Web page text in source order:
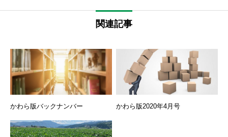
関連記事
かわら版バックナンバー かわら版2020年4月号